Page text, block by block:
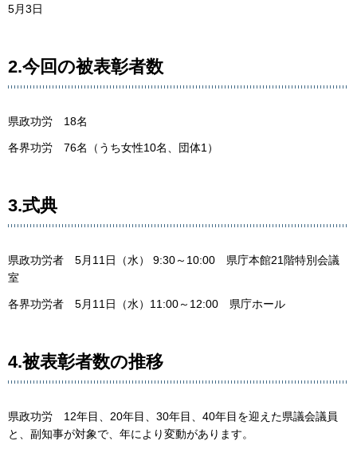
5月3日
2.今回の被表彰者数
県政功労 18名
各界功労 76名（うち女性10名、団体1）
3.式典
県政功労者 5月11日（水） 9:30～10:00 県庁本館21階特別会議
室
各界功労者 5月11日（水）11:00～12:00 県庁ホール
4.被表彰者数の推移
県政功労 12年目、20年目、30年目、40年目を迎えた県議会議員
と、副知事が対象で、年により変動があります。